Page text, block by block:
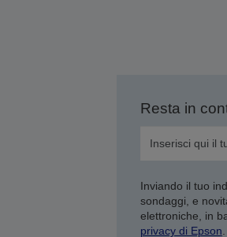
Resta in
Inviando il tuo
sondaggi, e
elettroniche, in
privacy di Epson